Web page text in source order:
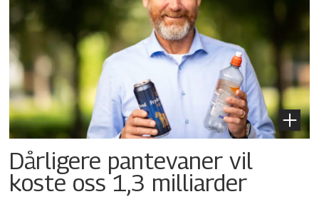
Dårligere pantevaner vil
koste oss 1,3 milliarder